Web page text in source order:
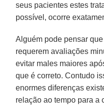
seus pacientes estes
possível, ocorre
Alguém pode pensar
requerem avaliações
evitar males maiores
que é correto. Contudo
enormes diferenças
relação ao tempo para a